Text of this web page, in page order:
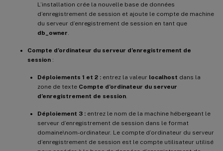
L’installation crée la nouvelle base de données
d’enregistrement de session et ajoute le compte de machine
du serveur d’enregistrement de session en tant que
db_owner
Compte d’ordinateur du serveur d’enregistrement de
session :
Déploiements 1 et 2 : entrez la valeur localhost dans la
zone de texte Compte d’ordinateur du serveur
d’enregistrement de session
Déploiement 3 : entrez le nom de la machine hébergeant le
serveur d’enregistrement de session dans le format
domaine\nom-ordinateur. Le compte d’ordinateur du serveur
d’enregistrement de session est le compte utilisateur utilisé